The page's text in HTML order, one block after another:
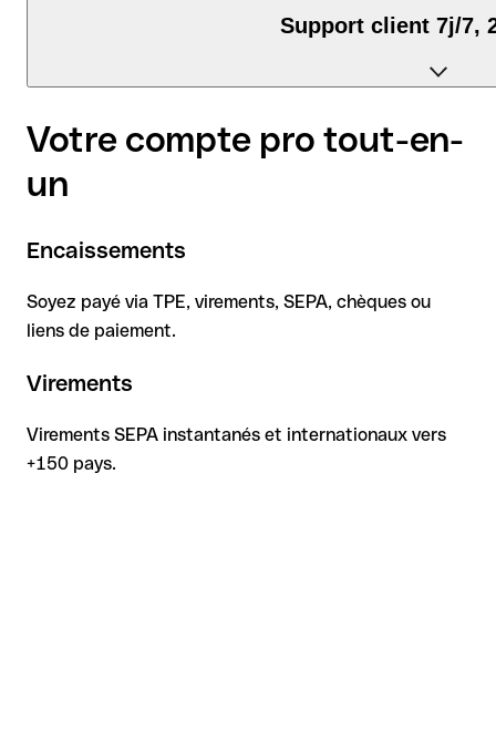
Support client 7j/7,
Votre compte pro tout-en-
un
Encaissements
Soyez payé via TPE, virements, SEPA, chèques ou
liens de paiement.
Virements
Virements SEPA instantanés et internationaux vers
+150 pays.